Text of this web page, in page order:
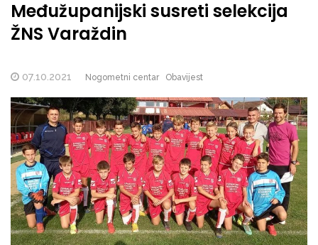
Međužupanijski susreti selekcija
ŽNS Varaždin
07.10.2021 Nogometni centar Obavijest